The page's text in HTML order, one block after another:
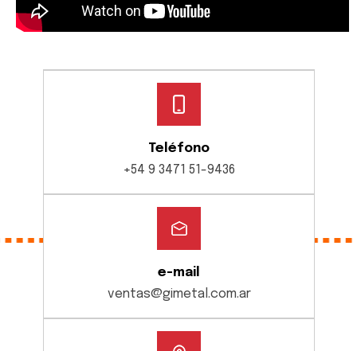
Teléfono
+54 9 3471 51-9436
e-mail
ventas@gimetal.com.ar